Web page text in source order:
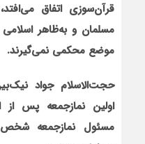
قرآن‌سوزی اتفاق
مسلمان و به‌ظاهر
موضع محکمی نمی‌گیرند.
حجت‌الاسلام جواد
اولین نمازجمعه پس از
مسئول نمازجمعه